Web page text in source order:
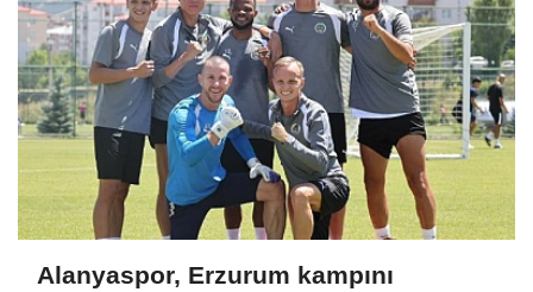
Alanyaspor, Erzurum kampını